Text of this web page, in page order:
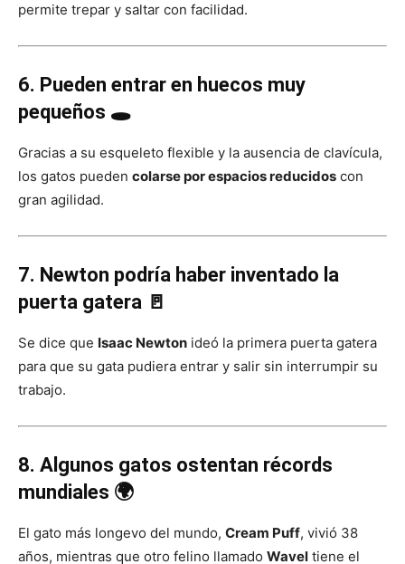
permite trepar y saltar con facilidad.
6. Pueden entrar en huecos muy
pequeños 🕳️
Gracias a su esqueleto flexible y la ausencia de clavícula,
los gatos pueden colarse por espacios reducidos con
gran agilidad.
7. Newton podría haber inventado la
puerta gatera 🚪
Se dice que Isaac Newton ideó la primera puerta gatera
para que su gata pudiera entrar y salir sin interrumpir su
trabajo.
8. Algunos gatos ostentan récords
mundiales 🌍
El gato más longevo del mundo, Cream Puff, vivió 38
años, mientras que otro felino llamado Wavel tiene el